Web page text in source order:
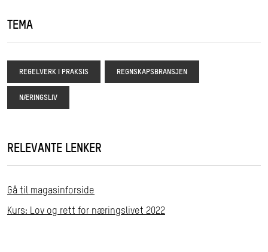
TEMA
REGELVERK I PRAKSIS REGNSKAPSBRANSJEN
NÆRINGSLIV
RELEVANTE LENKER
Gå til magasinforside
Kurs: Lov og rett for næringslivet 2022